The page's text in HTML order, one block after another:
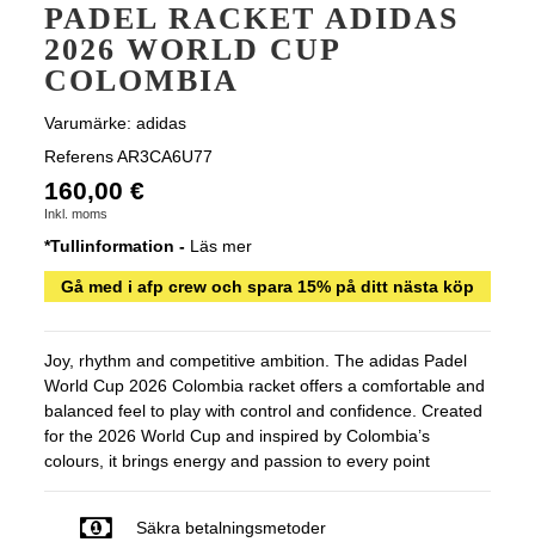
PADEL RACKET ADIDAS
2026 WORLD CUP
COLOMBIA
Varumärke: adidas
Referens AR3CA6U77
160,00 €
Inkl. moms
*Tullinformation - Läs mer
Gå med i afp crew och spara 15% på ditt nästa köp
Joy, rhythm and competitive ambition. The adidas Padel
World Cup 2026 Colombia racket offers a comfortable and
balanced feel to play with control and confidence. Created
for the 2026 World Cup and inspired by Colombia’s
colours, it brings energy and passion to every point
Säkra betalningsmetoder